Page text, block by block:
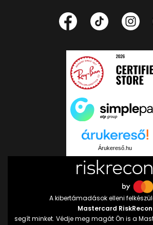
Árukereső.hu
A kibertámadások elleni
Mastercard RiskRecon
segít minket. Védje meg magát Ön is a